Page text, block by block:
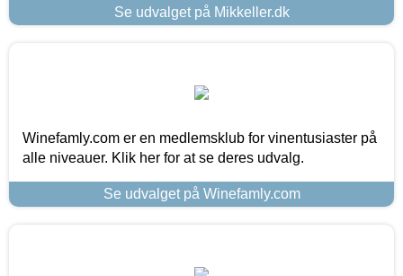
Se udvalget på Mikkeller.dk
Winefamly.com er en medlemsklub for vinentusiaster på
alle niveauer. Klik her for at se deres udvalg.
Se udvalget på Winefamly.com